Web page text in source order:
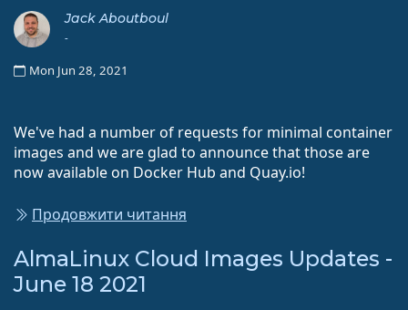
Jack Aboutboul
-
Mon Jun 28, 2021
We've had a number of requests for minimal container
images and we are glad to announce that those are
now available on Docker Hub and Quay.io!
Продовжити читання
AlmaLinux Cloud Images Updates -
June 18 2021